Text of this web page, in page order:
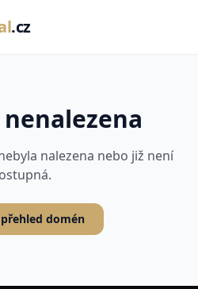
.cz
nalezena nebo již není
domén